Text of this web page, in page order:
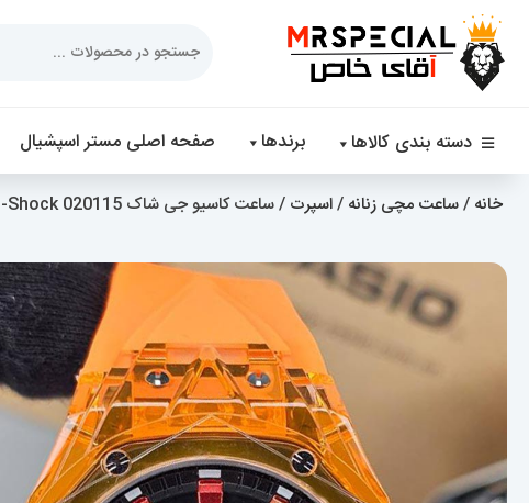
دسته بندی کالاها برندها صفحه اصلی مستر اسپشیال
خانه /ساعت مچی زنانه /اسپرت / ساعت کاسیو جی شاک Casio G-Shock 020115